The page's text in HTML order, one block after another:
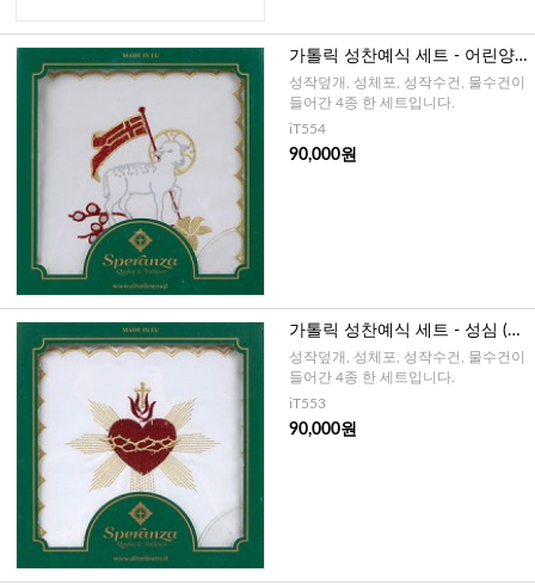
가톨릭 성찬예식 세트 - 어린양
(이태리)
성작덮개, 성체포, 성작수건, 물수건이
들어간 4종 한 세트입니다.
iT554
90,000원
가톨릭 성찬예식 세트 - 성심 (이
태리)
성작덮개, 성체포, 성작수건, 물수건이
들어간 4종 한 세트입니다.
iT553
90,000원